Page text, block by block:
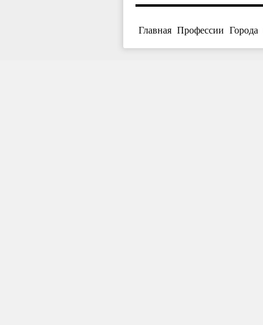
Главная Профессии Города